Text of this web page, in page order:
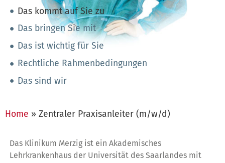
Das kommt auf Sie zu
Das bringen Sie mit
Das ist wichtig für Sie
Rechtliche Rahmenbedingungen
Das sind wir
Home » Zentraler Praxisanleiter (m/w/d)
Das Klinikum Merzig ist ein Akademisches
Lehrkrankenhaus der Universität des Saarlandes mit